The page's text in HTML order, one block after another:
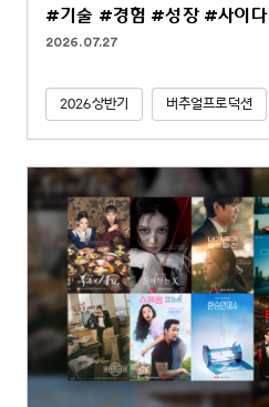
#기술 #경험 #성장 #사이다
2026.07.27
2026상반기 버추얼프로덕션